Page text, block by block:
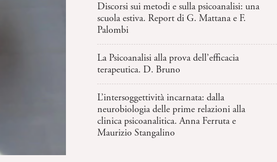
Discorsi sui metodi e sulla psicoanalisi: una
scuola estiva. Report di G. Mattana e F.
Palombi
La Psicoanalisi alla prova dell’efficacia
terapeutica. D. Bruno
L’intersoggettività incarnata: dalla
neurobiologia delle prime relazioni alla
clinica psicoanalitica. Anna Ferruta e
Maurizio Stangalino